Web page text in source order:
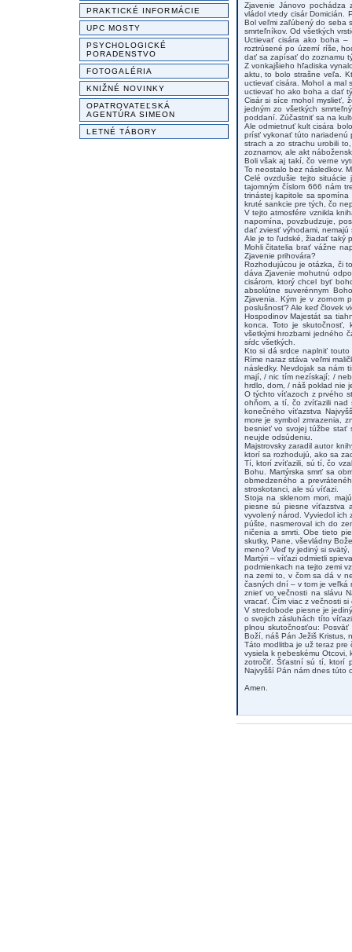
PRAKTICKÉ INFORMÁCIE
UPC MOSTY
PSYCHOLOGICKÉ
PORADENSTVO
FOTOGALÉRIA
KNIŽNÉ NOVINKY
OPATROVATEĽSKÁ
AGENTÚRA SIMEON
LETNÉ TÁBORY
Zjavenie Jánovo pochádza
vládol vtedy cisár Domicián.
Bol veľmi zaľúbený do seba
smrteľníkov. Od všetkých
Uctievať cisára ako boha
roztrúsené po území ríše,
dať sa zapísať do zoznamu
Z vonkajšieho hľadiska
aktu, to bolo strašne veľa.
uctievať cisára. Mohol a mal
uctievať ho ako boha a dať
Cisár si síce mohol myslieť,
jedným zo všetkých
poddaní. Zúčastniť sa na
Ale odmietnuť kult cisára
prísť vykonať túto nariadenú
strach a zo strachu urobili
zoznamov, ale akt
Boli však aj takí, čo verne
To neostalo bez následkov.
Celé ovzdušie tejto situácie
tajomným číslom 666 nám
trinástej kapitole sa
kruté sankcie pre tých, čo
V tejto atmosfére vznikla
napomína, povzbudzuje,
dať zviesť výhodami, nemajú
Ale je to ľudské, žiadať taký
Mohli čitatelia brať vážne
Zjavenie prihovára?
Rozhodujúcou je otázka, či
dáva Zjavenie mohutnú
cisárom, ktorý chcel byť
absolútne suverénnym
Zjavenia. Kým je v zornom
poslušnosť? Ale keď človek
Hospodinov Majestát sa
konca. Toto je skutočnosť,
všetkými hrozbami jedného
sŕdc všetkých.
Kto si dá srdce naplniť touto
Ríme naraz stáva veľmi
následky. Nevdojak sa nám
mají, / nic tím nezískají; /
hrdlo, dom, / náš poklad nie
O týchto víťazoch z prvého
ohňom, a tí, čo zvíťazili nad
konečného víťazstva
more je symbol zmrazenia,
besnieť vo svojej túžbe stať
neujde odsúdeniu.
Majstrovsky zaradil autor
ktorí sa rozhodujú, ako sa
Tí, ktorí zvíťazili, sú tí, čo
Bohu. Martýrska smrť sa
obmedzeného a
stroskotanci, ale sú víťazi.
Stoja na sklenom mori,
piesne sú piesne víťazstva
vyvolený národ. Vyviedol ich
púšte, nasmeroval ich do
ničenia a smrti. Obe tieto
skutky, Pane, vševládny
meno? Veď ty jediný si
Martýri – víťazi odmietli
podmienkach na tejto zemi
na zemi to, v čom sa dá v
časných dní – v tom je veľká
znieť vo večnosti na slávu
vracať. Čím viac z večnosti
V stredobode piesne je
o svojich zásluhách títo
plnou skutočnosťou:
Boží, náš Pán Ježiš Kristus,
Táto modlitba je už teraz
vysiela k nebeskému
zotročiť. Šťastní sú tí, ktorí
Najvyšší Pán nám dnes túto
Amen.